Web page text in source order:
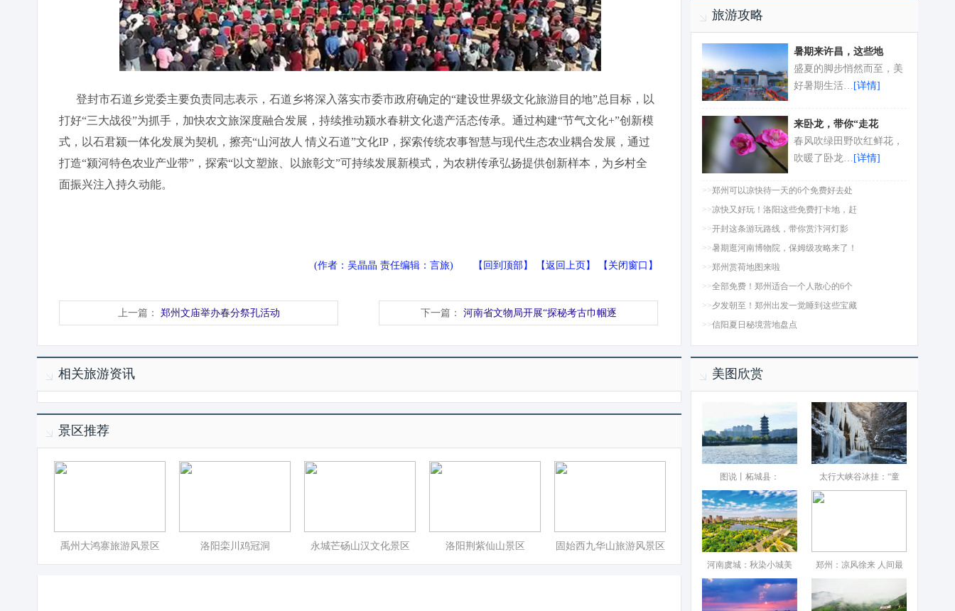
登封市石道乡党委主要负责同志表示，石道乡将深入落实市委市政府确定的“建设世界级文化旅游目的地”总目标，以
打好“三大战役”为抓手，加快农文旅深度融合发展，持续推动颍水春耕文化遗产活态传承。通过构建“节气文化+”创新模
式，以石君颍一体化发展为契机，擦亮“山河故人 情义石道”文化IP，探索传统农事智慧与现代生态农业耦合发展，通过
打造“颍河特色农业产业带”，探索“以文塑旅、以旅彰文”可持续发展新模式，为农耕传承弘扬提供创新样本，为乡村全
面振兴注入持久动能。
(作者：吴晶晶 责任编辑：言旅) 【 回到顶部】 【返回上页 】 【 关闭窗口 】
上一篇： 郑州文庙举办春分祭孔活动 下一篇： 河南省文物局开展“探秘考古巾帼逐
相关旅游资讯
景区推荐
禹州大鸿寨旅游风景区 洛阳栾川鸡冠洞 永城芒砀山汉文化景区 洛阳荆紫仙山景区 固始西九华山旅游风景区
旅游攻略
暑期来许昌，这些地
盛夏的脚步悄然而至，美
好暑期生活… [详情]
来卧龙，带你“走花
春风吹绿田野吹红鲜花，
吹暖了卧龙… [详情]
>>郑州可以凉快待一天的6个免费好去处
>>凉快又好玩！洛阳这些免费打卡地，赶
>>开封这条游玩路线，带你赏汴河灯影
>>暑期逛河南博物院，保姆级攻略来了！
>>郑州赏荷地图来啦
>>全部免费！郑州适合一个人散心的6个
>>夕发朝至！郑州出发一觉睡到这些宝藏
>>信阳夏日秘境营地盘点
美图欣赏
图说丨柘城县：‌ 太行大峡谷冰挂：“童
河南虞城：秋染小城美 郑州：凉风徐来 人间最